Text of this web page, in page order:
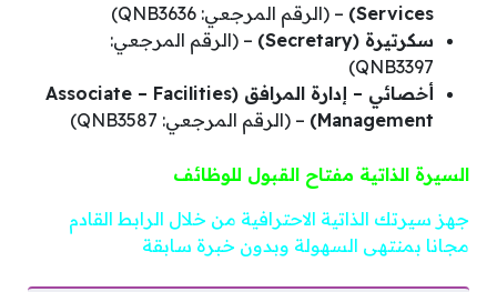
Services) – (الرقم المرجعي: QNB3636)
سكرتيرة (Secretary)
– (الرقم المرجعي:
QNB3397)
أخصائي – إدارة المرافق (Associate – Facilities
Management)
– (الرقم المرجعي: QNB3587)
السيرة الذاتية مفتاح القبول للوظائف
جهز سيرتك الذاتية الاحترافية من خلال الرابط القادم
مجانا بمنتهى السهولة وبدون خبرة سابقة